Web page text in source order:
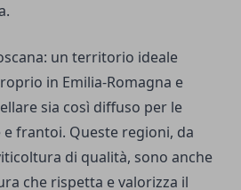
un territorio ideale
in Emilia-Romagna e
sia così diffuso per le
frantoi. Queste regioni, da
di qualità, sono anche
che rispetta e valorizza il